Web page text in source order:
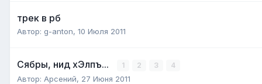
трек в рб
Автор: g-anton, 10 Июля 2011
Сябры, нид хЭлпъ... 1 2 3 4
Автор: Арсений, 27 Июня 2011